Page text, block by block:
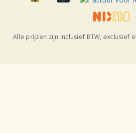
Alle prijzen zijn inclusief BTW, exclusief